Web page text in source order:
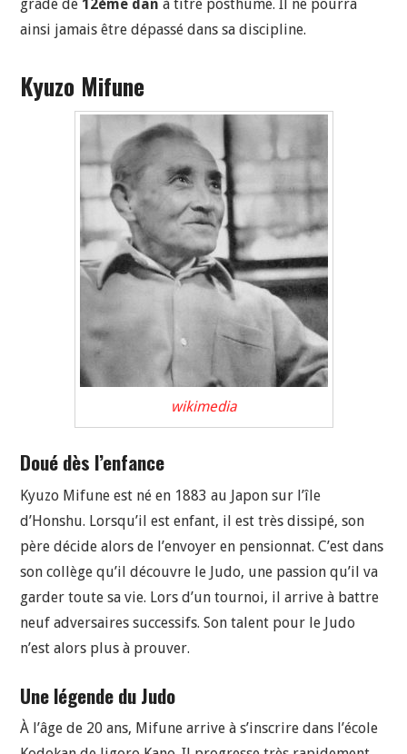
grade de 12ème dan à titre posthume. Il ne pourra
ainsi jamais être dépassé dans sa discipline.
Kyuzo Mifune
wikimedia
Doué dès l’enfance
Kyuzo Mifune est né en 1883 au Japon sur l’île
d’Honshu. Lorsqu’il est enfant, il est très dissipé, son
père décide alors de l’envoyer en pensionnat. C’est dans
son collège qu’il découvre le Judo, une passion qu’il va
garder toute sa vie. Lors d’un tournoi, il arrive à battre
neuf adversaires successifs. Son talent pour le Judo
n’est alors plus à prouver.
Une légende du Judo
À l’âge de 20 ans, Mifune arrive à s’inscrire dans l’école